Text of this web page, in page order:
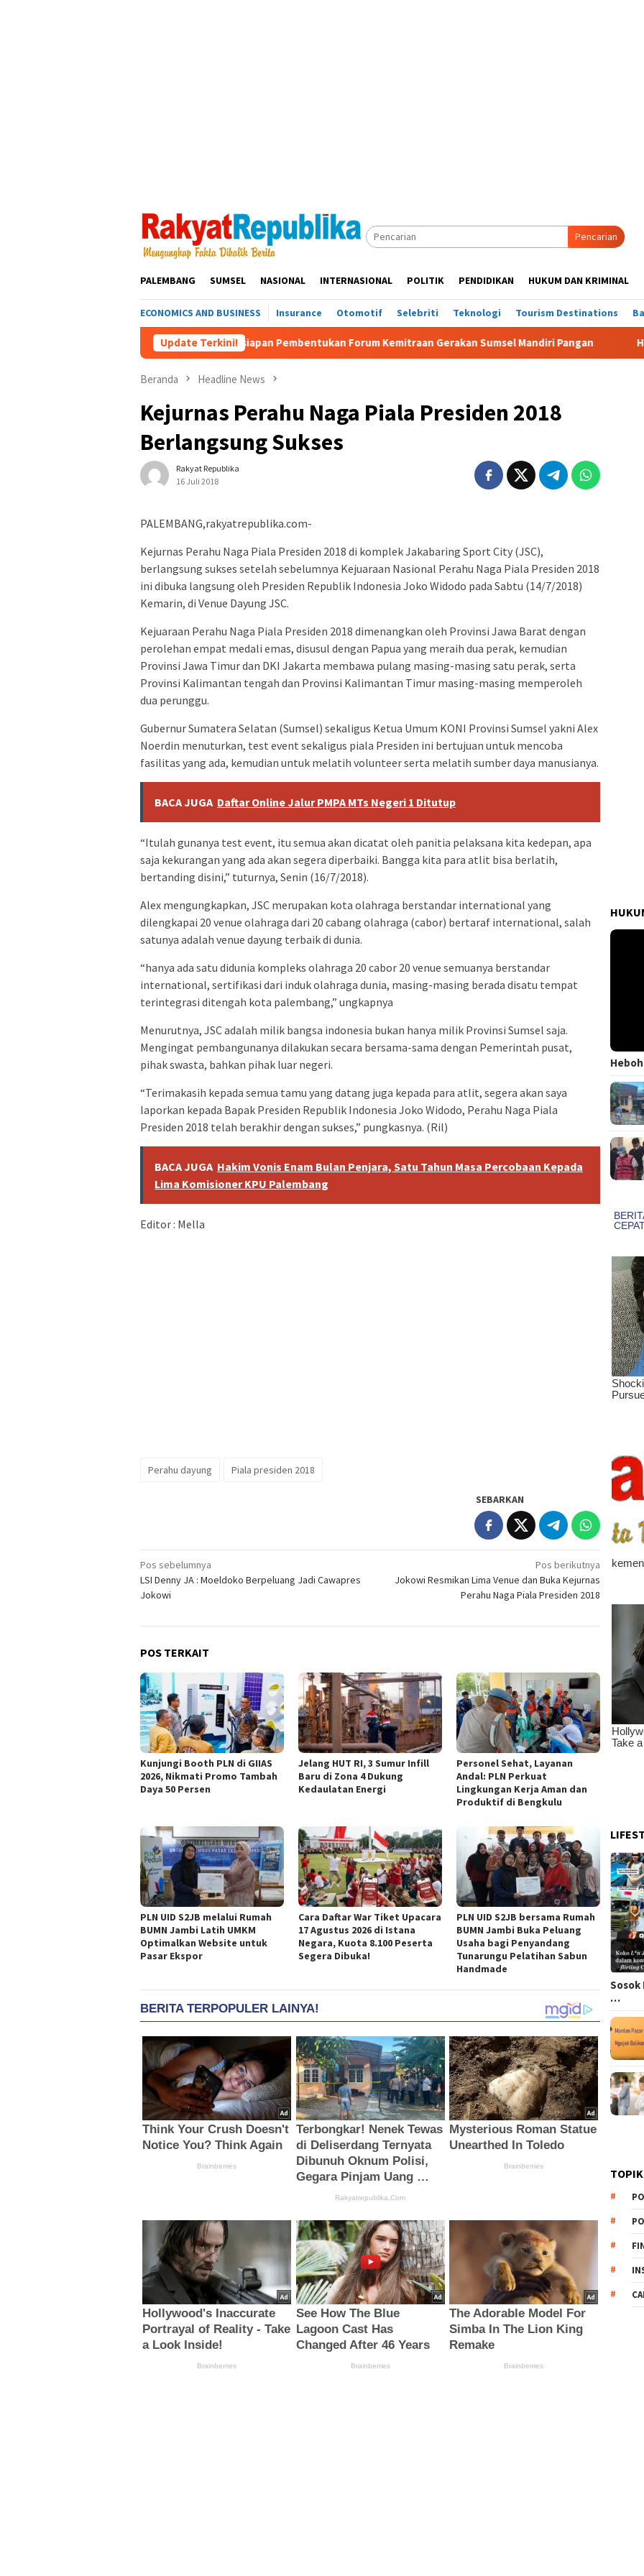
Pencarian
PALEMBANG SUMSEL NASIONAL INTERNASIONAL POLITIK PENDIDIKAN HUKUM DAN KRIMINAL
ECONOMICS AND BUSINESS Insurance Otomotif Selebriti Teknologi Tourism Destinations
Update Terkini!
Persiapan Pembentukan Forum Kemitraan Gerakan Sumsel Mandiri Pangan Heboh! Tragedi
Beranda Headline News
Kejurnas Perahu Naga Piala Presiden 2018
Berlangsung Sukses
Rakyat Republika
16 Juli 2018
PALEMBANG,rakyatrepublika.com-
Kejurnas Perahu Naga Piala Presiden 2018 di komplek Jakabaring Sport City (JSC),
berlangsung sukses setelah sebelumnya Kejuaraan Nasional Perahu Naga Piala Presiden 2018
ini dibuka langsung oleh Presiden Republik Indonesia Joko Widodo pada Sabtu (14/7/2018)
Kemarin, di Venue Dayung JSC.
Kejuaraan Perahu Naga Piala Presiden 2018 dimenangkan oleh Provinsi Jawa Barat dengan
perolehan empat medali emas, disusul dengan Papua yang meraih dua perak, kemudian
Provinsi Jawa Timur dan DKI Jakarta membawa pulang masing-masing satu perak, serta
Provinsi Kalimantan tengah dan Provinsi Kalimantan Timur masing-masing memperoleh
dua perunggu.
Gubernur Sumatera Selatan (Sumsel) sekaligus Ketua Umum KONI Provinsi Sumsel yakni Alex
Noerdin menuturkan, test event sekaligus piala Presiden ini bertujuan untuk mencoba
fasilitas yang ada, kemudian untuk melatih volunteer serta melatih sumber daya manusianya.
BACA JUGA Daftar Online Jalur PMPA MTs Negeri 1 Ditutup
“Itulah gunanya test event, itu semua akan dicatat oleh panitia pelaksana kita kedepan, apa
saja kekurangan yang ada akan segera diperbaiki. Bangga kita para atlit bisa berlatih,
bertanding disini,” tuturnya, Senin (16/7/2018).
Alex mengungkapkan, JSC merupakan kota olahraga berstandar international yang
dilengkapai 20 venue olahraga dari 20 cabang olahraga (cabor) bertaraf international, salah
satunya adalah venue dayung terbaik di dunia.
“hanya ada satu didunia kompleks olahraga 20 cabor 20 venue semuanya berstandar
international, sertifikasi dari induk olahraga dunia, masing-masing berada disatu tempat
terintegrasi ditengah kota palembang,” ungkapnya
Menurutnya, JSC adalah milik bangsa indonesia bukan hanya milik Provinsi Sumsel saja.
Mengingat pembangunanya dilakukan secara bersama-sama dengan Pemerintah pusat,
pihak swasta, bahkan pihak luar negeri.
“Terimakasih kepada semua tamu yang datang juga kepada para atlit, segera akan saya
laporkan kepada Bapak Presiden Republik Indonesia Joko Widodo, Perahu Naga Piala
Presiden 2018 telah berakhir dengan sukses,” pungkasnya. (Ril)
BACA JUGA Hakim Vonis Enam Bulan Penjara, Satu Tahun Masa Percobaan Kepada
Lima Komisioner KPU Palembang
Editor : Mella
Perahu dayung Piala presiden 2018
SEBARKAN
Navigasi
pos
Pos sebelumnya
LSI Denny JA : Moeldoko Berpeluang Jadi Cawapres
Jokowi
Pos berikutnya
Jokowi Resmikan Lima Venue dan Buka Kejurnas
Perahu Naga Piala Presiden 2018
POS TERKAIT
Kunjungi Booth PLN di GIIAS
2026, Nikmati Promo Tambah
Daya 50 Persen
Jelang HUT RI, 3 Sumur Infill
Baru di Zona 4 Dukung
Kedaulatan Energi
Personel Sehat, Layanan
Andal: PLN Perkuat
Lingkungan Kerja Aman dan
Produktif di Bengkulu
PLN UID S2JB melalui Rumah
BUMN Jambi Latih UMKM
Optimalkan Website untuk
Pasar Ekspor
Cara Daftar War Tiket Upacara
17 Agustus 2026 di Istana
Negara, Kuota 8.100 Peserta
Segera Dibuka!
PLN UID S2JB bersama Rumah
BUMN Jambi Buka Peluang
Usaha bagi Penyandang
Tunarungu Pelatihan Sabun
Handmade
…